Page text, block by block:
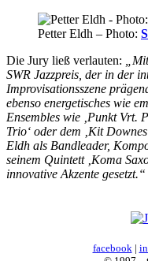
Petter Eldh – Photo:
Die Jury ließ verlauten:
SWR Jazzpreis, der in der
Improvisationsszene
ebenso energetisches wie
Ensembles wie ‚Punkt Vrt.
Trio‘ oder dem ‚Kit
Eldh als Bandleader,
seinem Quintett ‚Koma
innovative Akzente gesetzt.“
facebook |